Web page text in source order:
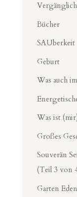
Bücher
SAUberkeit
Geburt
Was auch
Was ist
Großes
Souverän
(Teil 3 von
Garten